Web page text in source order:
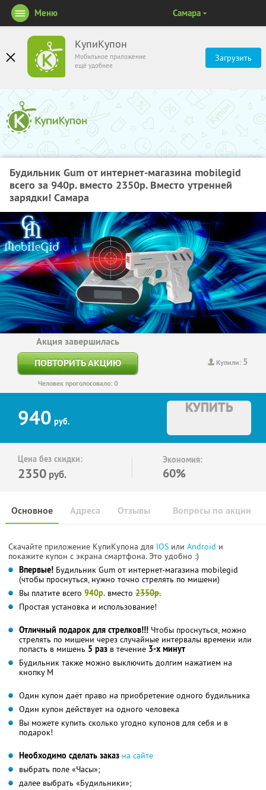
КупиКупон
Мобильное приложение
ещё удобнее
Загрузить
Меню Самара
Будильник Gum от интернет-магазина mobilegid
всего за 940р. вместо 2350р. Вместо утренней
зарядки! Самара
Купили: 5
Акция завершилась
ПОВТОРИТЬ АКЦИЮ
Человек проголосовало: 0
940 руб.
КУПИТЬ
Цена без скидки:
2350 руб.
Экономия:
60%
Основное Отзывы Вопросы по акции
Адреса
Скачайте приложение КупиКупона для IOS или Android и
покажите купон с экрана смартфона. Это удобно :)
Впервые! Будильник Gum от интернет-магазина mobilegid
(чтобы проснуться, нужно точно стрелять по мишени)
Вы платите всего 940р. вместо 2350р.
Простая установка и использование!
Отличный подарок для стрелков!!! Чтобы проснуться, можно
стрелять по мишени через случайные интервалы времени или
попасть в мишень 5 раз в течение 3-х минут
Будильник также можно выключить долгим нажатием на
кнопку М
Один купон даёт право на приобретение одного будильника
Один купон действует на одного человека
Вы можете купить сколько угодно купонов для себя и в
подарок!
Необходимо сделать заказ на сайте
выбрать поле «Часы»;
далее выбрать «Будильники»;